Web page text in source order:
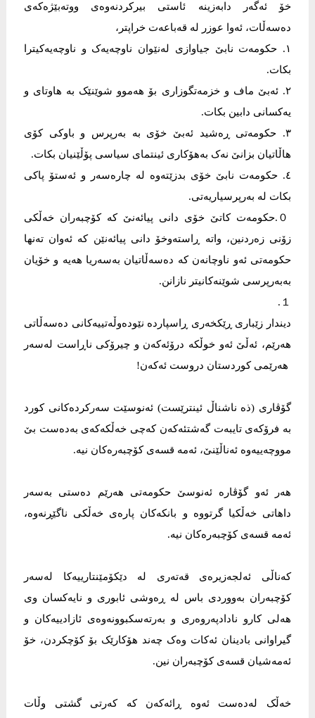
خۆ ئەگەر دابەزینە ئاستی بیرکردنەوەی ووتەبێژەکەی
دەسەڵات، ئەوا عوزر لە قەباعەت خراپتر،
١. حکومەت نابێ جیاوازی لەنێوان ناوچەیەک و ناوچەیەکیترا
بکات.
٢. ئەبێ ماف و خزمەتگوزاری بۆ هەموو شوێنێک بە هاوتای و
یەکسانی دابین بکات.
٣. حکومەتی ڕەشید ئەبێ خۆی بە بەرپرس و باوکی کۆی
هاڵاتیان بزانێ نەک بەهۆکاری ئینتمای سیاسی پۆڵێنیان بکات.
٤. حکومەت نابێ خۆی بدزێتەوە لە چارەسەر و ئەستۆ پاکی
بکات لە بەرپرسیاریەتی.
０.حکومەت کاتێ خۆی دانی پیائەنێ کە کۆچبەران خەڵکی
زۆنی زەردنین، واتە ڕاستەوخۆ دانی پیائەنێن کە ئەوان تەنها
حکومەتی ئەو ناوچانەن کە دەسەڵاتیان بەسەریا هەیە و خۆیان
بەبەرپرسی شوێنەکانیتر نازانن.
１.
دیندار زێباری ڕێکخەری ڕاسپاردە نێودەوڵەتییەکانی دەسەڵاتی
هەرێم، ئەڵێ ئەو خوڵکە درۆئەکەن و چیرۆکی ناڕاست لەسەر
هەرێمی کوردستان دروست ئەکەن!
گۆڤاری (ذە ناشناڵ ئینترێست) ئەنوسێت سەرکردەکانی کورد
بە فرۆکەی تایبەت گەشتئەکەن کەچی خەڵکەکەی بەدەست بێ
مووچەییەوە ئەناڵێنێ، ئەمە قسەی کۆچبەرەکان نیە.
هەر ئەو گۆڤارە ئەنوسێ حکومەتی هەرێم دەستی بەسەر
داهاتی خەڵکیا گرتووە و بانکەکان پارەی خەڵکی ناگێڕنەوە،
ئەمە قسەی کۆچبەرەکان نیە.
کەناڵی ئەلجەزیرەی قەتەری لە دێکۆمێنتارییەکا لەسەر
کۆچبەران بەووردی باس لە ڕەوشی ئابوری و نایەکسان وی
هەلی کارو نادادپەروەری و بەرتەسکبوونەوەی ئازادییەکان و
گیراوانی بادینان ئەکات وەک چەند هۆکارێک بۆ کۆچکردن، خۆ
ئەمەشیان قسەی کۆچبەران نین.
خەڵک لەدەست ئەوە ڕائەکەن کە کەرتی گشتی وڵات